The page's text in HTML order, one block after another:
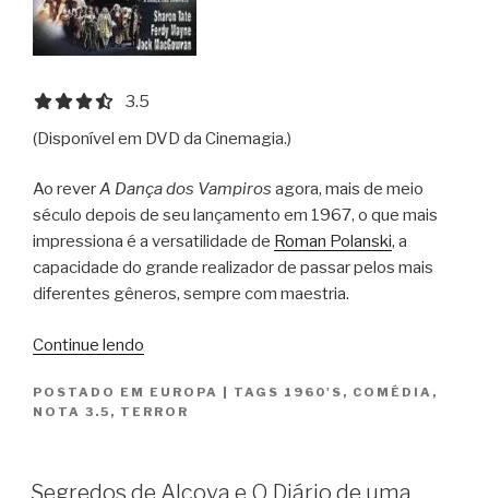
3.5 out of 5.0 stars
3.5
(Disponível em DVD da Cinemagia.)
Ao reverA Dança dos Vampiros agora, mais de meio
século depois de seu lançamento em 1967, o que mais
impressiona é a versatilidade de Roman Polanski, a
capacidade do grande realizador de passar pelos mais
diferentes gêneros, sempre com maestria.
Continue lendo
dos
Vampiros
POSTADO EM EUROPA TAGS 1960'S , COMÉDIA ,
NOTA 3.5 , TERROR
Segredos de Alcova e O Diário de uma